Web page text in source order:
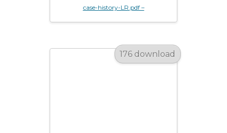
case-history-LR.pdf –
176 download